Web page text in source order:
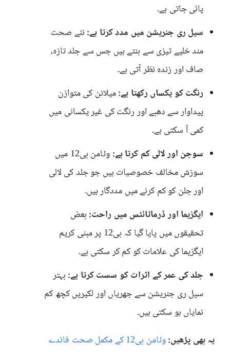
پائی جاتی ہے۔
سیل ری جنریشن میں مدد کرتا ہے: نئے صحت
مند خلیے تیزی سے بنتے ہیں جس سے جلد تازہ،
صاف اور زندہ نظر آتی ہے۔
رنگت کو یکساں رکھتا ہے:میلانن کی متوازن
پیداوار سے دھبے اور رنگت کی غیر یکسانی میں
کمی آ سکتی ہے۔
سوجن اور لالی کم کرتا ہے:
وٹامن بی12 میں
سوزش مخالف خصوصیات ہیں جو جلد کی لالی
اور جلن کو کم کرنے میں مددگار ہیں۔
ایگزیما اور ڈرماٹائٹس میں راحت: بعض
تحقیقوں میں پایا گیا کہ بی12 پر مبنی کریم
ایگزیما کی علامات کو کم کر سکتی ہے۔
جلد کی عمر کے اثرات کو سست کرتا ہے: بہتر
سیل ری جنریشن سے جھریاں اور لکیریں کچھ کم
نمایاں ہو سکتی ہیں۔
یہ بھی پڑھیں:وٹامن بی12 کے مکمل صحت فائدے